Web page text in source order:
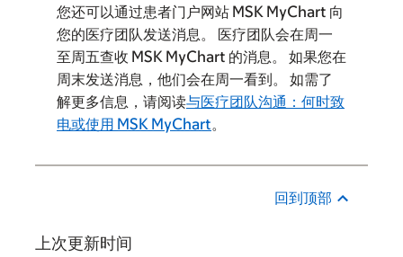
您还可以通过患者门户网站 MSK MyChart 向
您的医疗团队发送消息。 医疗团队会在周一
至周五查收 MSK MyChart 的消息。 如果您在
周末发送消息，他们会在周一看到。 如需了
解更多信息，请阅读与医疗团队沟通：何时致
电或使用 MSK MyChart。
回到顶部
上次更新时间